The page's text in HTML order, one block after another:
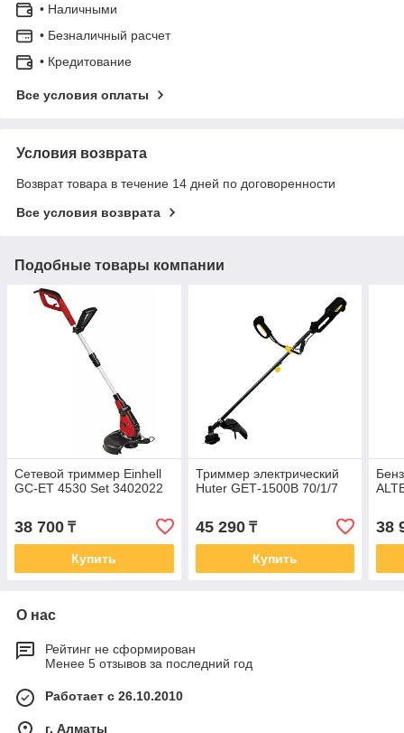
• Наличными
• Безналичный расчет
• Кредитование
Все условия оплаты
Условия возврата
Возврат товара в течение 14 дней по договоренности
Все условия возврата
Подобные товары компании
Сетевой триммер Einhell
GC-ET 4530 Set 3402022
38 700 ₸
Купить
Триммер электрический
Huter GЕТ-1500B 70/1/7
45 290₸
Купить
38
О нас
Рейтинг не сформирован
Менее 5 отзывов за последний год
Работает с 26.10.2010
г. Алматы